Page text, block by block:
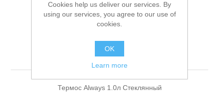
Аксессуары для лодок
Термос Always 1.0л
Стеклянный
Термос Always 1.0л Стеклянный
Cookies help us deliver our services. By
using our services, you agree to our use of
cookies.
OK
Learn more